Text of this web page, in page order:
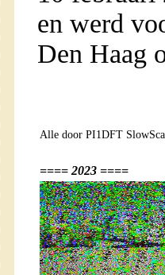
en werd
Den Haag
Alle door PI1DFT
==== 2023 ====